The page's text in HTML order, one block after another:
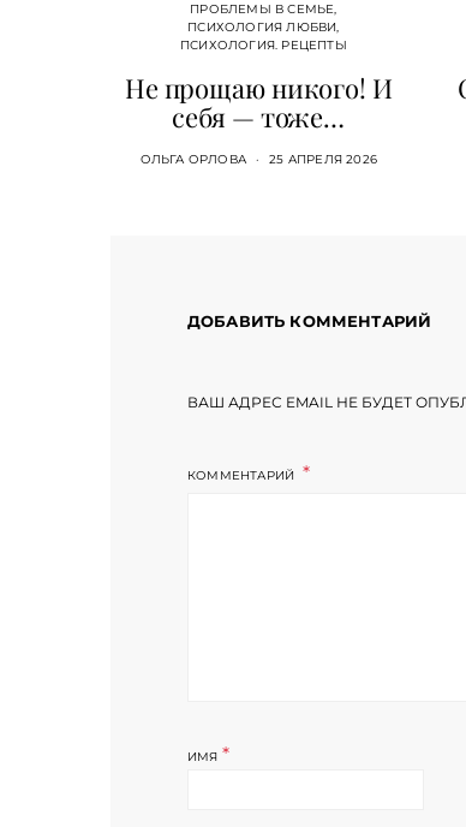
ПРОБЛЕМЫ В СЕМЬЕ
ПСИХОЛОГИЯ ЛЮБВИ
ПСИХОЛОГИЯ. РЕЦЕПТЫ
Не прощаю никого! И
себя — тоже…
ОЛЬГА ОРЛОВА 25 АПРЕЛЯ 2026
ДОБАВИТЬ КОММЕНТАРИЙ
ВАШ АДРЕС EMAIL НЕ БУДЕТ
КОММЕНТАРИЙ
ИМЯ *